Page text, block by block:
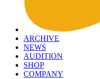
ARCHIVE
NEWS
AUDITION
SHOP
COMPANY